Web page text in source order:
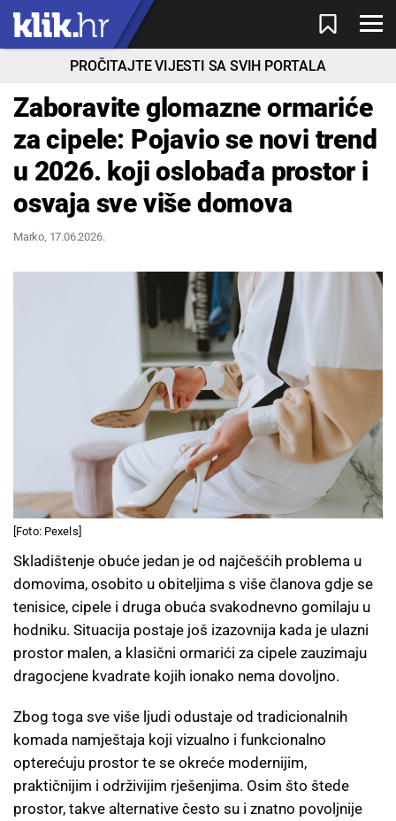
PROČITAJTE VIJESTI SA SVIH PORTALA
Zaboravite glomazne ormariće
za cipele: Pojavio se novi trend
u 2026. koji oslobađa prostor i
osvaja sve više domova
Marko, 17.06.2026.
[Foto: Pexels]
Skladištenje obuće jedan je od najčešćih problema u
domovima, osobito u obiteljima s više članova gdje se
tenisice, cipele i druga obuća svakodnevno gomilaju u
hodniku. Situacija postaje još izazovnija kada je ulazni
prostor malen, a klasični ormarići za cipele zauzimaju
dragocjene kvadrate kojih ionako nema dovoljno.
Zbog toga sve više ljudi odustaje od tradicionalnih
komada namještaja koji vizualno i funkcionalno
opterećuju prostor te se okreće modernijim,
praktičnijim i održivijim rješenjima. Osim što štede
prostor, takve alternative često su i znatno povoljnije